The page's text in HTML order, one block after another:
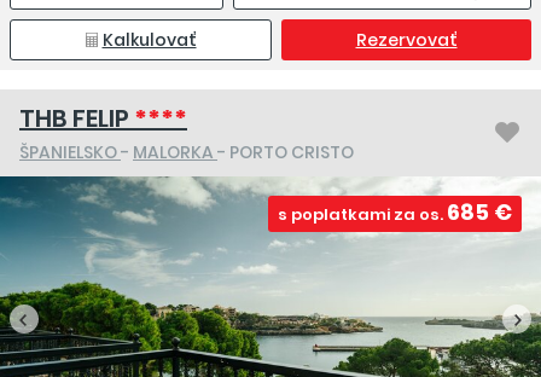
Kalkulovať Rezervovať
THB FELIP ****
ŠPANIELSKO- MALORKA - PORTO CRISTO
s poplatkami za os. 685 €